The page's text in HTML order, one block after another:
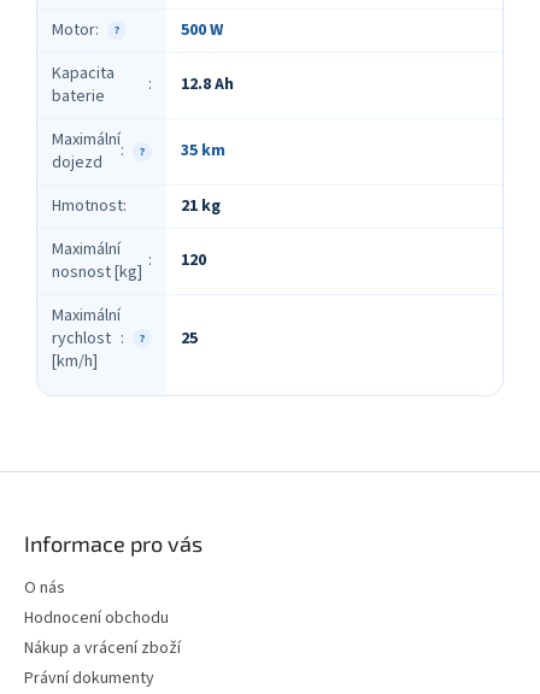
?
Motor:
500 W
Kapacita
baterie
: 12.8 Ah
?
Maximální
dojezd
: 35 km
Hmotnost:
21 kg
Maximální
nosnost [kg] : 120
?
Maximální
rychlost
[km/h]
: 25
Informace pro vás
O nás
Hodnocení obchodu
Nákup a vrácení zboží
Právní dokumenty